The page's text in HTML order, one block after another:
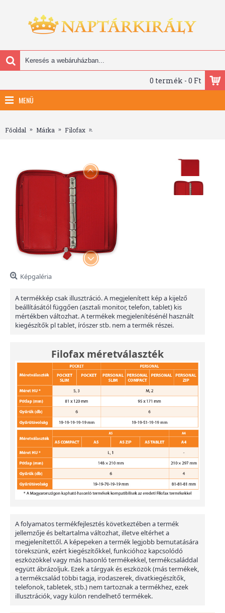
0 termék - 0 Ft
MENÜ
Főoldal Márka Filofax
Képgaléria
A termékkép csak illusztráció. A megjelenített kép a kijelző
beállításától függően (asztali monitor, telefon, tablet) kis
mértékben változhat. A termékek megjelenítésénél használt
kiegészítők pl tablet, írószer stb. nem a termék részei.
Filofax méretválaszték
A folyamatos termékfejlesztés következtében a termék
jellemzője és beltartalma változhat, illetve eltérhet a
megjelenítettől. A képepeken a termék legjobb bemutatására
törekszünk, ezért kiegészítőkkel, funkcióhoz kapcsolódó
eszközökkel vagy más hasonló termékekkel, termékcsaláddal
együtt ábrázoljuk. Ezek a tárgyak és eszközök (más termékek,
a termékcsalád többi tagja, irodaszerek, divatkiegészítők,
telefonok, tabletek, stb.) nem tartoznak a termékhez, ezek
illusztrációk, vagy külön rendelhető termékek.